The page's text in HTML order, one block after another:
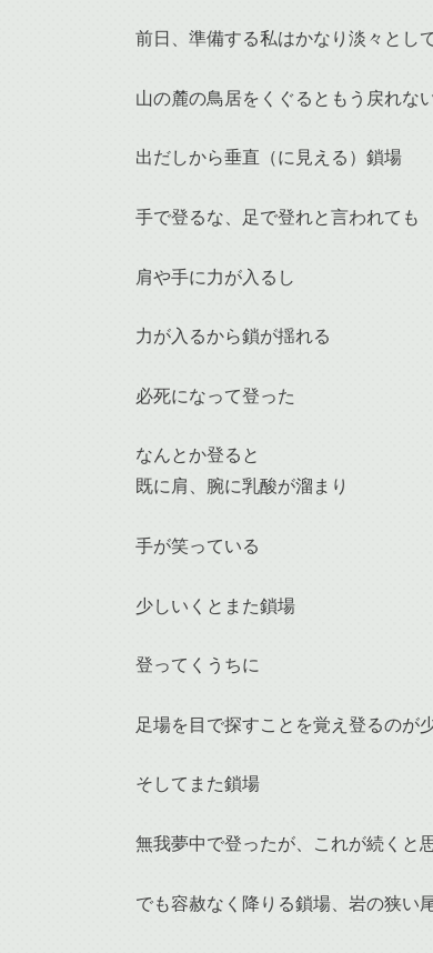
前日、準備する私はかなり淡々とし
山の麓の鳥居をくぐるともう戻れな
出だしから垂直（に見える）鎖場
手で登るな、足で登れと言われても
肩や手に力が入るし
力が入るから鎖が揺れる
必死になって登った
なんとか登ると
既に肩、腕に乳酸が溜まり
手が笑っている
少しいくとまた鎖場
登ってくうちに
足場を目で探すことを覚え登るのが
そしてまた鎖場
無我夢中で登ったが、これが続くと
でも容赦なく降りる鎖場、岩の狭い